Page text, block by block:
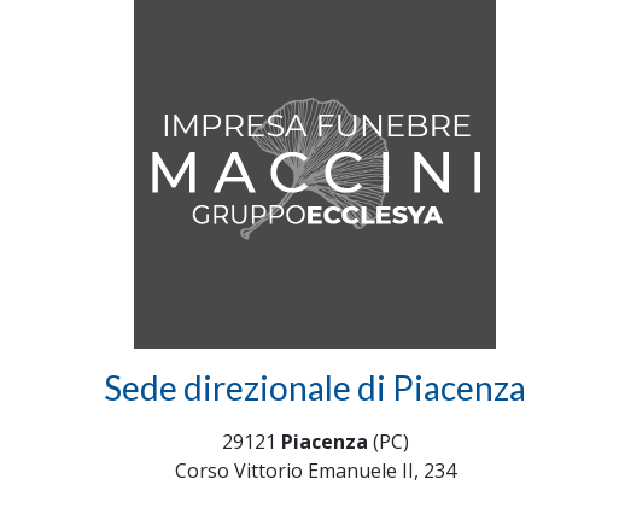
Sede direzionale di Piacenza
29121 Piacenza (PC)
Corso Vittorio Emanuele II, 234